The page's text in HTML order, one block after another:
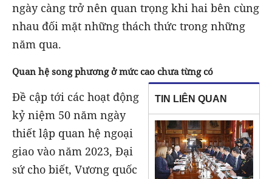
ngày càng trở nên quan trọng khi hai bên cùng
nhau đối mặt những thách thức trong những
năm qua.
Quan hệ song phương ở mức cao chưa từng có
TIN LIÊN QUAN
Đề cập tới các hoạt động
kỷ niệm 50 năm ngày
thiết lập quan hệ ngoại
giao vào năm 2023, Đại
sứ cho biết, Vương quốc